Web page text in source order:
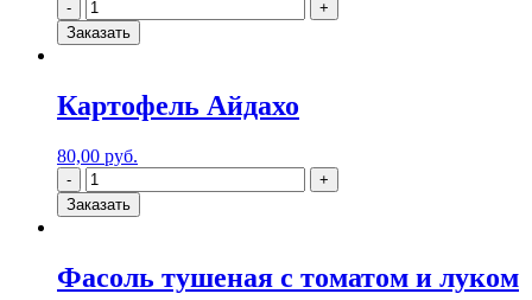
Заказать
Картофель Айдахо
80,00 руб.
Заказать
Фасоль тушеная с томатом и луком